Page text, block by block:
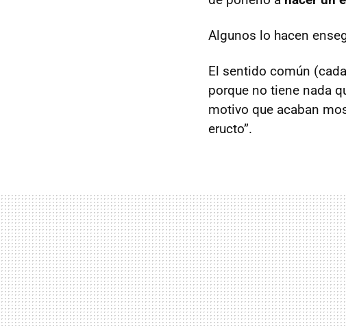
Algunos lo hacen
El sentido común
porque no tiene nada
motivo que acaban
eructo”.